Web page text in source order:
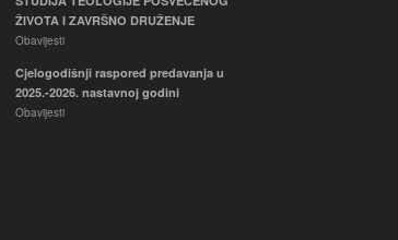
ŽIVOTA I ZAVRŠNO DRUŽENJE
Obavijesti
Cjelogodišnji raspored predavanja u
2025.-2026. nastavnoj godini
Obavijesti